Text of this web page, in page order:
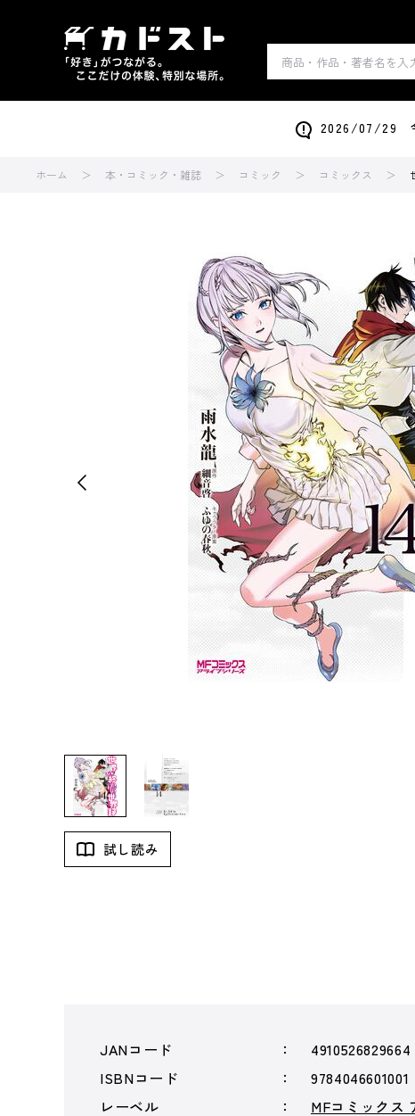
2026/07/29 令
ホーム 本・コミック・雑誌 コミック コミックス
試し読み
JANコード
4910526829664
ISBNコード
9784046601001
レーベル
MFコミックス